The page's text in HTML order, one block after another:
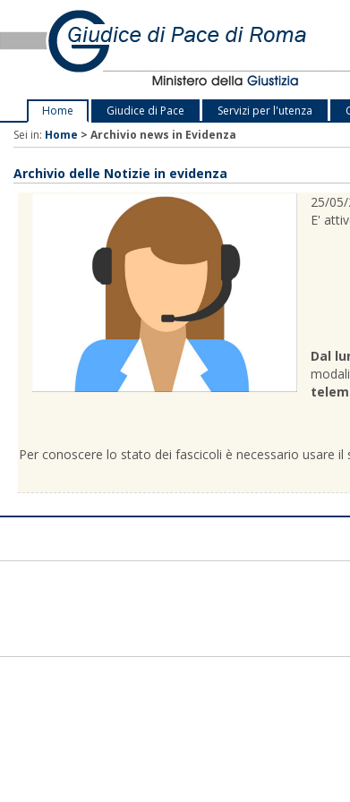
Home Giudice di Pace Servizi per l'utenza
Sei in: Home > Archivio news in Evidenza
Archivio delle Notizie in evidenza
25/
E'
Dal
Per conoscere lo stato dei fascicoli è necessario usare il